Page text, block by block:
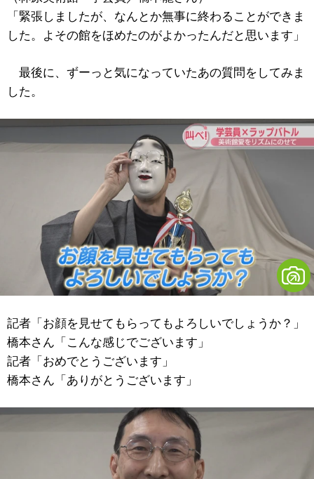
「緊張しましたが、なんとか無事に終わることができま
した。よその館をほめたのがよかったんだと思います」
最後に、ずーっと気になっていたあの質問をしてみま
した。
記者「お顔を見せてもらってもよろしいでしょうか？」
橋本さん「こんな感じでございます」
記者「おめでとうございます」
橋本さん「ありがとうございます」